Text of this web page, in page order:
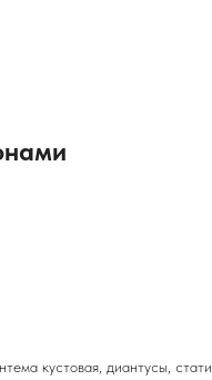
кустовая, диантусы,